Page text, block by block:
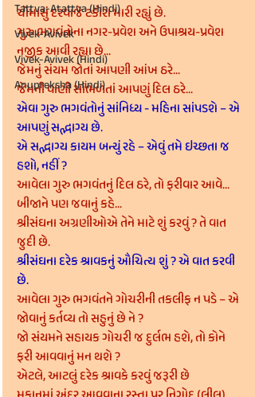
Tattva-Atattva (Hindi)
Vivek-Avivek
Vivek-Avivek (Hindi)
Anupreksha (Hindi)
ચોમાસું દરવાજે ટકોરા મારી રહ્યું છે.
ગુરુ ભગવંતોના નગર-પ્રવેશ અને ઉપાશ્રય-પ્રવેશ
નજીક આવી રહ્યા છે...
જેમનું સંયમ જોતાં આપણી આંખ ઠરે...
જેમની વાણી સાંભળતાં આપણું દિલ ઠરે...
એવા ગુરુ ભગવંતોનું સાંનિધ્ય - મહિના સાંપડશે – એ
આપણું સદ્ભાગ્ય છે.
એ સદ્ભાગ્ય કાયમ બન્યું રહે – એવું તમે ઇચ્છતા જ
હશો, નહીં ?
આવેલા ગુરુ ભગવંતનું દિલ ઠરે, તો ફરીવાર આવે...
બીજાને પણ જવાનું કહે...
શ્રીસંઘના અગ્રણીઓએ તેને માટે શું કરવું ? તે વાત
જુદી છે.
શ્રીસંઘના દરેક શ્રાવકનું ઔચિત્ય શું ? એ વાત કરવી
છે.
આવેલા ગુરુ ભગવંતને ગોચરીની તકલીફ ન પડે – એ
જોવાનું કર્તવ્ય તો સહુનું છે ને ?
જો સંયમને સહાયક ગોચરી જ દુર્લભ હશે, તો કોને
ફરી આવવાનું મન થશે ?
એટલે, આટલું દરેક શ્રાવકે કરવું જરૂરી છે